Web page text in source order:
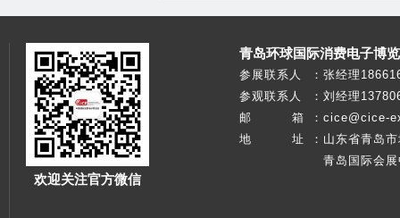
欢迎关注官方微信
青岛环球国际消费电子博
参展联系人 ： 张经理
参观联系人
： 刘经理
邮 箱
： cice@cice-
地 址
： 山东省青岛
青岛国际会